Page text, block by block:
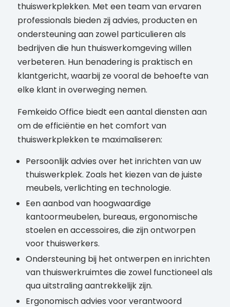
thuiswerkplekken. Met een team van ervaren
professionals bieden zij advies, producten en
ondersteuning aan zowel particulieren als
bedrijven die hun thuiswerkomgeving willen
verbeteren. Hun benadering is praktisch en
klantgericht, waarbij ze vooral de behoefte van
elke klant in overweging nemen.
Femkeido Office biedt een aantal diensten aan
om de efficiëntie en het comfort van
thuiswerkplekken te maximaliseren:
Persoonlijk advies over het inrichten van uw
thuiswerkplek. Zoals het kiezen van de juiste
meubels, verlichting en technologie.
Een aanbod van hoogwaardige
kantoormeubelen, bureaus, ergonomische
stoelen en accessoires, die zijn ontworpen
voor thuiswerkers.
Ondersteuning bij het ontwerpen en inrichten
van thuiswerkruimtes die zowel functioneel als
qua uitstraling aantrekkelijk zijn.
Ergonomisch advies voor verantwoord